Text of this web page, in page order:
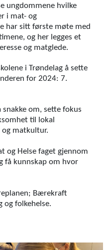
ungdommene hvilke
i mat- og
har sitt første møte med
og her legges et
og matglede.
i Trøndelag å sette
for 2024: 7.
snakke om, sette fokus
til lokal
matkultur.
og Helse faget gjennom
få kunnskap om hvor
Bærekraft
og folkehelse.